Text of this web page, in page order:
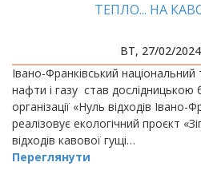
ТЕПЛО... НА
ВТ, 27/02/
Івано-Франківський національний
нафти і газу став дослідницькою
організації «Нуль відходів Івано-
реалізовує екологічний проєкт
відходів кавової гущі…
Переглянути